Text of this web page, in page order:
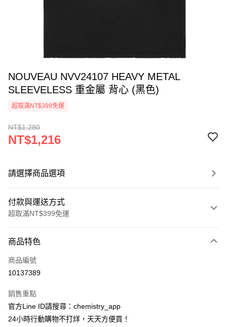
NOUVEAU NVV24107 HEAVY METAL
SLEEVELESS 重金屬 背心 (黑色)
超取滿NT$399免運
NT$1,280
NT$1,216
請選擇商品選項
付款與運送方式
超取滿NT$399免運
信用卡一次付款
超商取貨付款
Apple Pay
街口支付
商品特色
商品編號
10137389
銷售重點
官方Line ID請搜尋：chemistry_app
24小時行動購物不打烊，天天方便買！